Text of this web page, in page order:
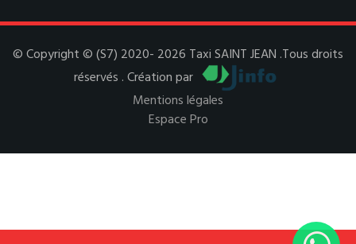
© Copyright © (S7) 2020- 2026 Taxi SAINT JEAN .Tous droits
réservés . Création par
Mentions légales
Espace Pro